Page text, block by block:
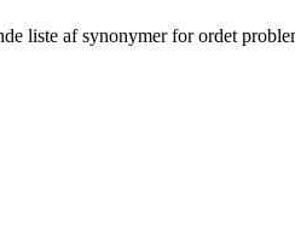
liste af synonymer for ordet